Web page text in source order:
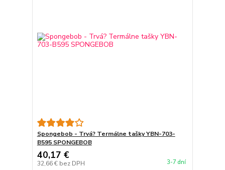
Spongebob - Trvá? Termálne tašky YBN-703-
B595 SPONGEBOB
40,17 €
32,66 € bez DPH 3-7 dní